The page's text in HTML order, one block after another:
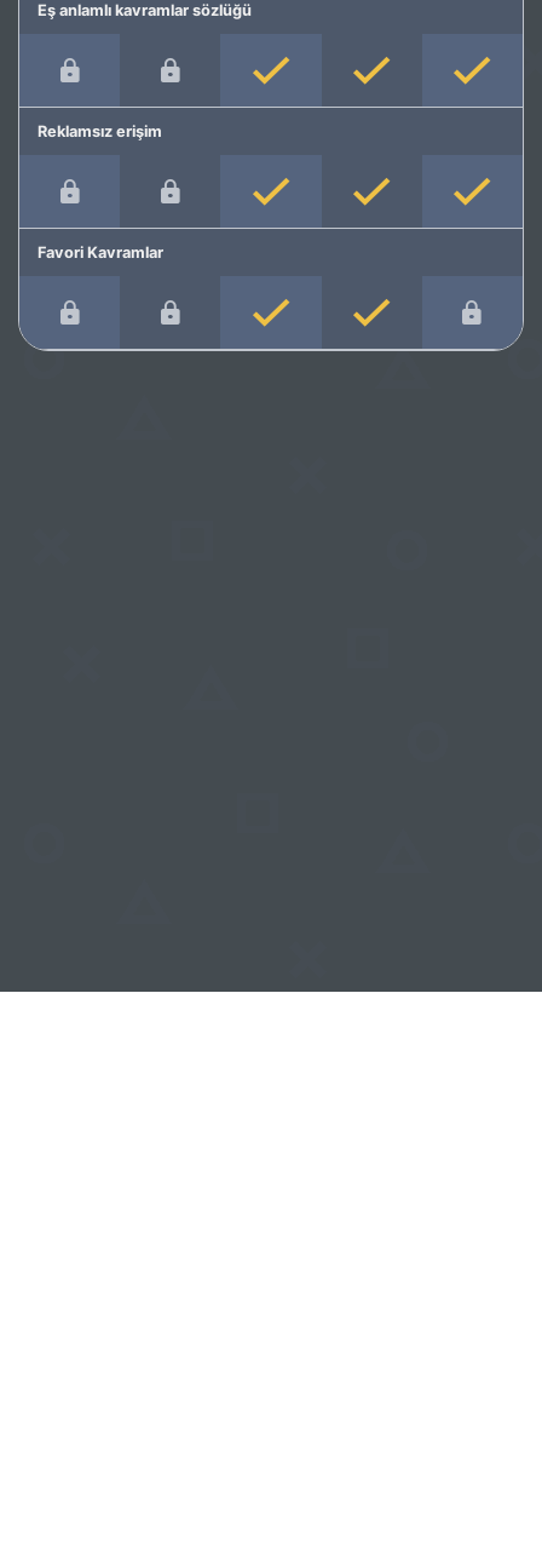
Eş anlamlı kavramlar sözlüğü
Reklamsız erişim
Favori Kavramlar